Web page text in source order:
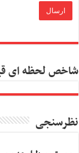
شاخص لحظه ای
نظرسنجی